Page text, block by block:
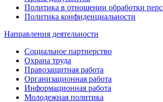
Политика в отношении обработки
Политика конфиденциальности
Направления деятельности
Социальное партнерство
Охрана труда
Правозащитная работа
Организационная работа
Информационная работа
Молодежная политика